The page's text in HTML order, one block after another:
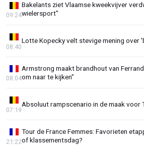
Bakelants ziet Vlaamse kweekvijver
wielersport"
09:24
Lotte Kopecky velt stevige mening over
08:40
Armstrong maakt brandhout van
om naar te kijken"
08:04
Absoluut rampscenario in de maak voor
07:19
Tour de France Femmes: Favorieten
of klassementsdag?
21:22